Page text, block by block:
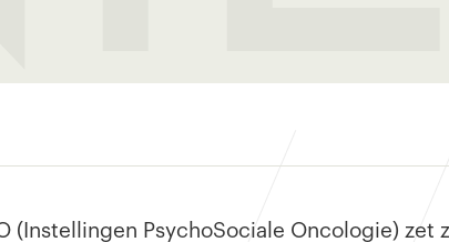
(Instellingen PsychoSociale Oncologie) zet